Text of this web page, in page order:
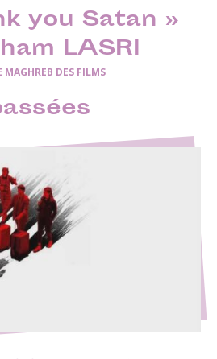
you Satan »
LASRI
MAGHREB DES FILMS